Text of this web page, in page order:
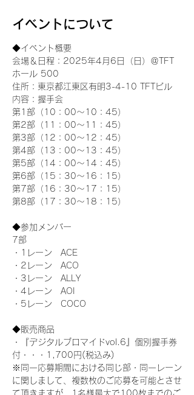
イベントについて
◆イベント概要
会場＆日程：2025年4月6日（日）＠TFT
ホール 500
住所：東京都江東区有明3-4-10 TFTビル
内容：握手会
第1部（10：00～10：45）
第2部（11：00～11：45）
第3部（12：00～12：45）
第4部（13：00～13：45）
第5部（14：00～14：45）
第6部（15：30～16：15）
第7部（16：30～17：15）
第8部（17：30～18：15）
◆参加メンバー
7部
・1レーン　ACE
・2レーン　ACO
・3レーン　ALLY
・4レーン　AOI
・5レーン　COCO
◆販売商品
・『デジタルブロマイドvol.6』個別握手券
付・・・1,700円(税込み)
※同一応募期間における同じ部・同一レーン
に関しまして、複数枚のご応募を可能とさせ
て頂きますが、1名様最大で100枚までのご